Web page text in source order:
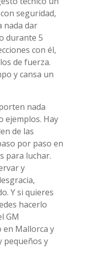
seguridad,
nada dar
durante 5
con él,
de fuerza.
y cansa un
nada
ejemplos. Hay
de las
por paso en
para luchar.
y
Y si quieres
hacerlo
GM
en Mallorca y
pequeños y